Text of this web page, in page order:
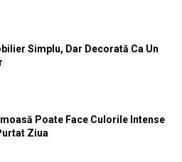
Simplu, Dar Decorată Ca Un
Poate Face Culorile Intense
Ziua